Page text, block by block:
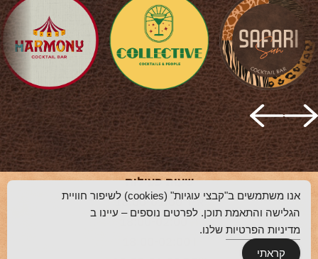
שעות פעילות
א-ד 18:00-01:00
ה 18:00-02:00
אנו משתמשים ב"קבצי עוגיות" (cookies) לשיפור חוויית
הגלישה והתאמת תוכן. לפרטים נוספים – עיינו ב
מדיניות הפרטיות שלנו.
קראתי